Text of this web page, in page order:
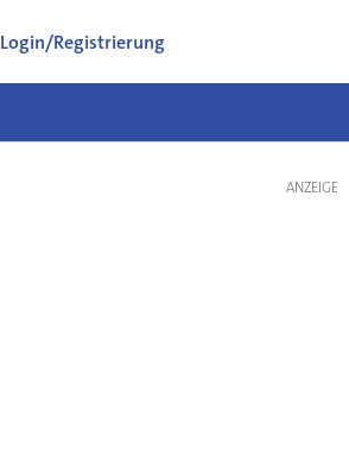
Login/Registrierung
ANZEIGE